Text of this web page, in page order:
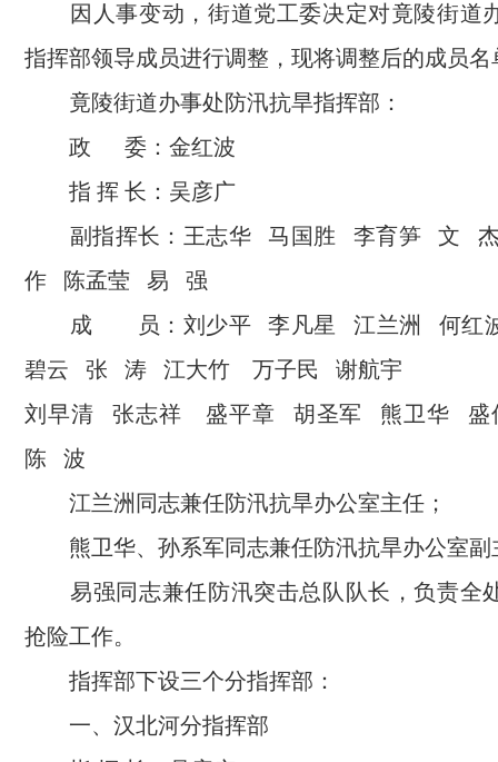
因人事变动，街道党工委决定对竟陵街道
指挥部领导成员进行调整，现将调整后的成员
竟陵街道办事处防汛抗旱指挥部：
政 委：金红波
指 挥 长：吴彦广
副指挥长：王志华 马国胜 李育笋 文
作 陈孟莹 易 强
成 员：刘少平 李凡星 江兰洲 何
碧云 张 涛 江大竹 万子民 谢航宇
刘早清 张志祥 盛平章 胡圣军 熊卫华
陈 波
江兰洲同志兼任防汛抗旱办公室主任；
熊卫华、孙系军同志兼任防汛抗旱办公室副
易强同志兼任防汛突击总队队长，负责全
抢险工作。
指挥部下设三个分指挥部：
一、汉北河分指挥部